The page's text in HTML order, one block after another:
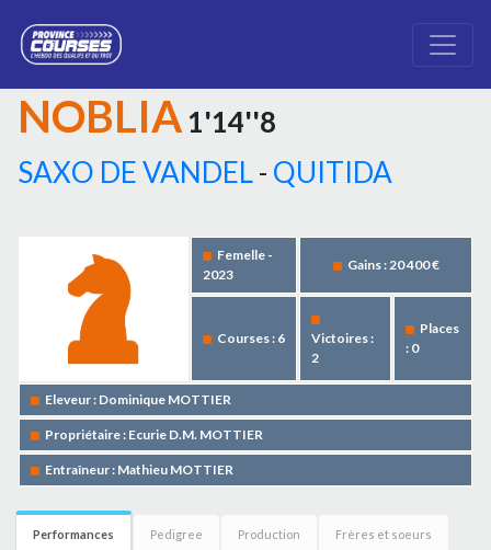
NOBLIA 1'14''8
SAXO DE VANDEL- QUITIDA
Femelle -
2023
Gains : 20 400 €
Courses : 6
Victoires :
2
Places
: 0
Eleveur : Dominique MOTTIER
Propriétaire : Ecurie D.M. MOTTIER
Entraîneur : Mathieu MOTTIER
Performances Pedigree Production Frères et soeurs